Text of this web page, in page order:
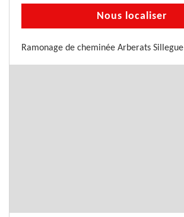
Nous localiser
Ramonage de cheminée Arberats Sillegue